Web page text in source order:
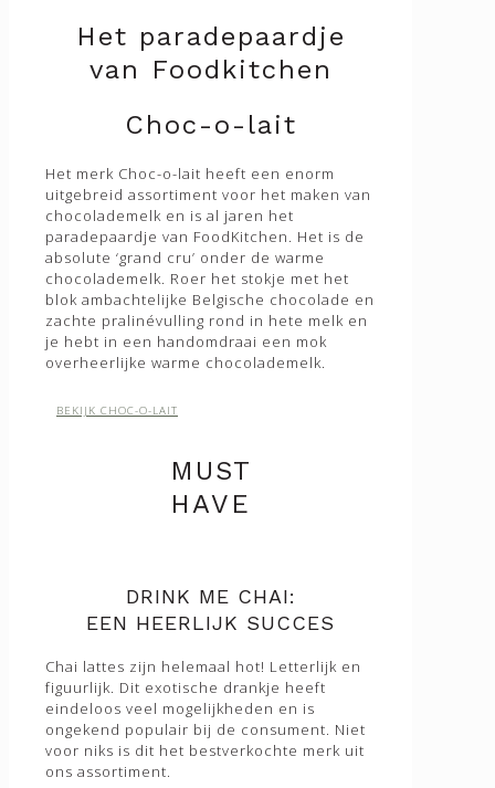
Merken
à Table!
Bennetto
Cocoba Chocolate
Drink Me Chai
Meringue Sisters
Monin
Not Just BBQ
Petit Melo
Quick Milk
Over ons
Contact
Nederlands
Engels
à Table!
Banhoek
Bennetto
Choconista
Chocxx
De Pindakaaswinkel
Drink Me Chai
Dubai
Funky Ouma
La Mère Poulard
Meringue Sisters
Monin
Mr. Jones thee
Not Just BBQ
Potluck
Rachel’s Hot Honey
Contact
Het paradepaardje
van Foodkitchen
Choc-o-lait
Het merk Choc-o-lait heeft een enorm
uitgebreid assortiment voor het maken van
chocolademelk en is al jaren het
paradepaardje van FoodKitchen. Het is de
absolute ‘grand cru’ onder de warme
chocolademelk. Roer het stokje met het
blok ambachtelijke Belgische chocolade en
zachte pralinévulling rond in hete melk en
je hebt in een handomdraai een mok
overheerlijke warme chocolademelk.
BEKIJK CHOC-O-LAIT
MUST
HAVE
DRINK ME CHAI:
EEN HEERLIJK SUCCES
Chai lattes zijn helemaal hot! Letterlijk en
figuurlijk. Dit exotische drankje heeft
eindeloos veel mogelijkheden en is
ongekend populair bij de consument. Niet
voor niks is dit het bestverkochte merk uit
ons assortiment.